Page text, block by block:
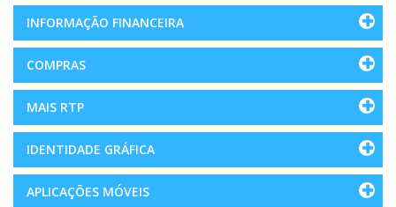
INFORMAÇÃO FINANCEIRA
COMPRAS
MAIS RTP
IDENTIDADE GRÁFICA
APLICAÇÕES MÓVEIS